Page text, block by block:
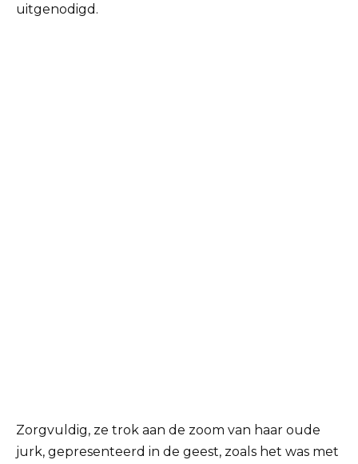
uitgenodigd.
Zorgvuldig, ze trok aan de zoom van haar oude
jurk, gepresenteerd in de geest, zoals het was met